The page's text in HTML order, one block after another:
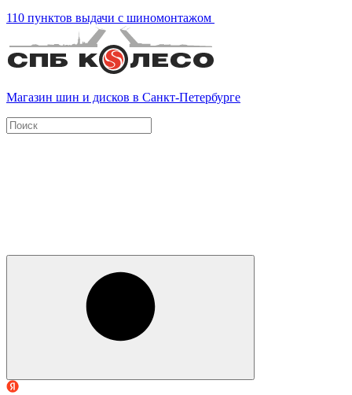
110 пунктов выдачи с шиномонтажом
Магазин шин и дисков в Санкт-Петербурге